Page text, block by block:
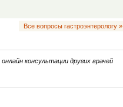
Все вопросы гастроэнтерологу »
консультации других врачей